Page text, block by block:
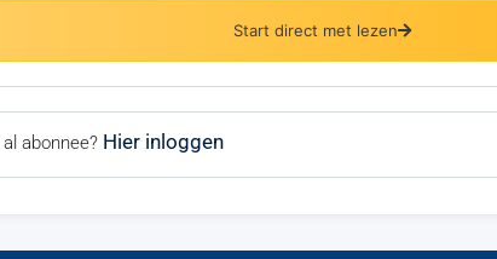
Start direct met lezen
abonnee? Hier inloggen